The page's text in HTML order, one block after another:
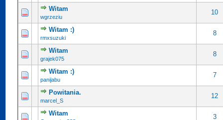
Witam
wgrzeziu
10
Witam :)
rmxsuzuki
8
Witam
grajek075
8
Witam :)
panijabu
7
Powitania.
marcel_S
12
Witam 3